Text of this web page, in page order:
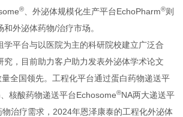
® 、外泌体规模化生产平台EchoPharm®则
外泌体药物/治疗市场。
学平台与以医院为主的科研院校建立广泛合
究，目前助力客户助力发表外泌体学术论文
全国领先。工程化平台通过蛋白药物递送平
核酸药物递送平台Echosome®NA两大递送平
治疗需求，2024年恩泽康泰的工程化外泌体